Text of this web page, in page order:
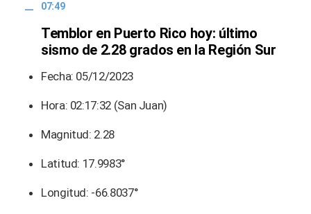
07:49
Temblor en Puerto Rico hoy: último
sismo de 2.28 grados en la Región Sur
Fecha: 05/12/2023
Hora: 02:17:32 (San Juan)
Magnitud: 2.28
Latitud: 17.9983°
Longitud: -66.8037°